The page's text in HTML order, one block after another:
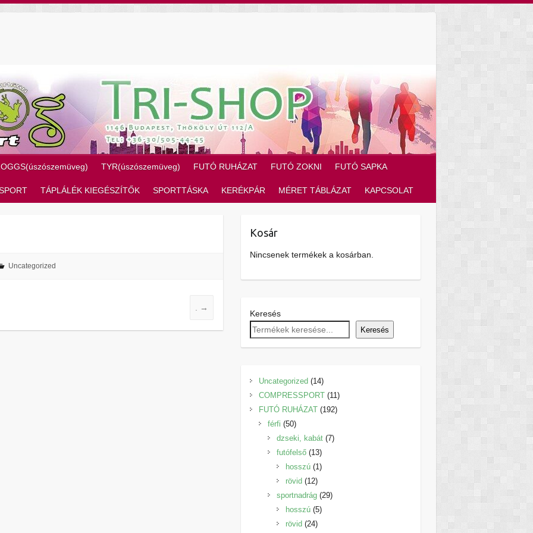
TYR(úszószemüveg) FUTÓ RUHÁZAT FUTÓ ZOKNI FUTÓ SAPKA
TÁPLÁLÉK KIEGÉSZÍTŐK SPORTTÁSKA KERÉKPÁR MÉRET TÁBLÁZAT KAPCSOLAT
Uncategorized
→
Kosár
Nincsenek termékek a kosárban.
Keresés
Keresés
Uncategorized 1414
termék
COMPRESSPORT 1111
termék
FUTÓ RUHÁZAT 192192
férfi 5050
termék
dzseki, kabát 77
futófelső 1313
termék
hosszú 11
rövid 1212
termék
sportnadrág 2929
hosszú 55
rövid 2424